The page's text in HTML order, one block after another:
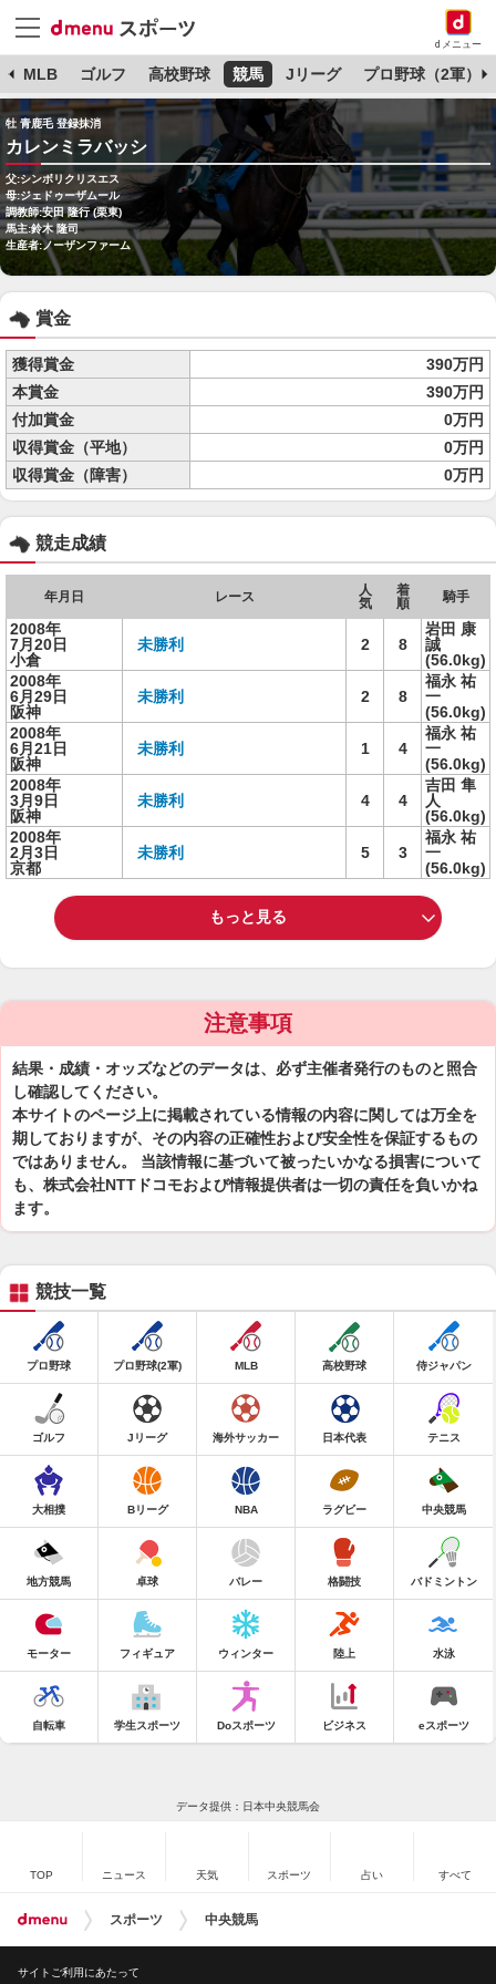
dメニュー
MLB ゴルフ 高校野球 競馬 Jリーグ プロ野球（2軍）
牡 青鹿毛 登録抹消
カレンミラバッシ
父:シンボリクリスエス
母:ジェドゥーザムール
調教師:安田 隆行 (栗東)
馬主:鈴木 隆司
生産者:ノーザンファーム
賞金
獲得賞金
390万円
本賞金
390万円
付加賞金
0万円
収得賞金（平地）
0万円
収得賞金（障害）
0万円
競走成績
年月日 レース
人
気
着
順
騎手
2008年
7月20日
小倉
未勝利 2 8
岩田 康
誠
(56.0kg)
2008年
6月29日
阪神
未勝利 2 8
福永 祐
一
(56.0kg)
2008年
6月21日
阪神
未勝利 1 4
福永 祐
一
(56.0kg)
2008年
3月9日
阪神
未勝利 4 4
吉田 隼
人
(56.0kg)
2008年
2月3日
京都
未勝利 5 3
福永 祐
一
(56.0kg)
もっと見る
注意事項
結果・成績・オッズなどのデータは、必ず主催者発行のものと照合
し確認してください。
本サイトのページ上に掲載されている情報の内容に関しては万全を
期しておりますが、その内容の正確性および安全性を保証するもの
ではありません。 当該情報に基づいて被ったいかなる損害について
も、株式会社NTTドコモおよび情報提供者は一切の責任を負いかね
ます。
競技一覧
プロ野球 プロ野球(2軍) MLB 高校野球 侍ジャパン
ゴルフ Jリーグ 海外サッカー 日本代表 テニス
大相撲 Bリーグ NBA ラグビー 中央競馬
地方競馬 卓球 バレー 格闘技 バドミントン
モーター フィギュア ウィンター 陸上 水泳
自転車 学生スポーツ Doスポーツ ビジネス eスポーツ
データ提供：日本中央競馬会
TOP ニュース 天気 スポーツ 占い すべて
スポーツ 中央競馬
サイトご利用にあたって